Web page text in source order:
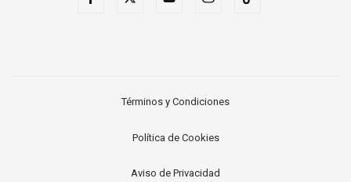
Términos y Condiciones
Política de Cookies
Aviso de Privacidad